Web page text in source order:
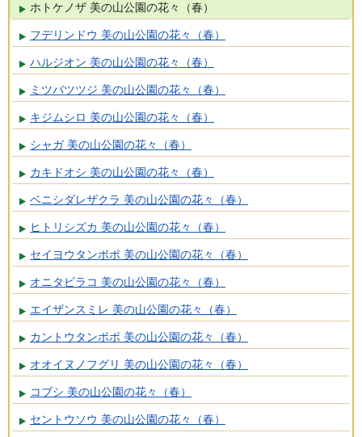
ホトケノザ 美の山公園の花々（春）
フデリンドウ 美の山公園の花々（春）
ハルジオン 美の山公園の花々（春）
ミツバツツジ 美の山公園の花々（春）
キジムシロ 美の山公園の花々（春）
シャガ 美の山公園の花々（春）
カキドオシ 美の山公園の花々（春）
ベニシダレザクラ 美の山公園の花々（春）
ヒトリシズカ 美の山公園の花々（春）
セイヨウタンポポ 美の山公園の花々（春）
オニタビラコ 美の山公園の花々（春）
エイザンスミレ 美の山公園の花々（春）
カントウタンポポ 美の山公園の花々（春）
オオイヌノフグリ 美の山公園の花々（春）
コブシ 美の山公園の花々（春）
セントウソウ 美の山公園の花々（春）